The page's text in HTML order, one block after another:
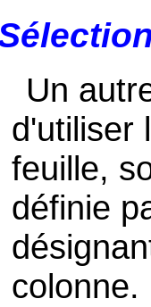
Un
d'utiliser
feuille,
définie
colonne.